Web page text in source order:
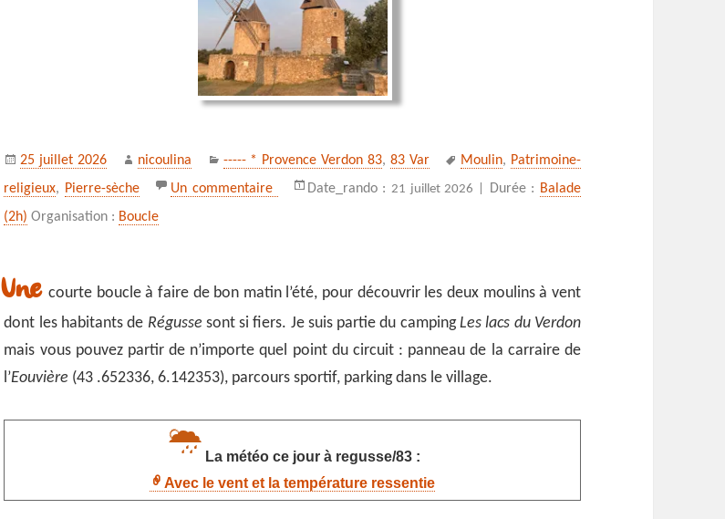
Publié
le
25 juillet 2026 Auteur
nicoulina Catégories
----- * Provence Verdon 83, 83 Var
Mots-
clés
Moulin, Patrimoine-
religieux, Pierre-sèche Un commentaire
sur Les moulins de Régusse
Date_rando :21 juillet 2026 | Durée : Balade
(2h) Organisation : Boucle
Une courte boucle à faire de bon matin l’été, pour découvrir les deux moulins à vent
dont les habitants de Régusse sont si fiers. Je suis partie du campingLes lacs du Verdon
mais vous pouvez partir de n’importe quel point du circuit : panneau de la carraire de
l’Eouvière (43 .652336, 6.142353), parcours sportif, parking dans le village.
La météo ce jour à regusse/83 :
Avec le vent et la température ressentie